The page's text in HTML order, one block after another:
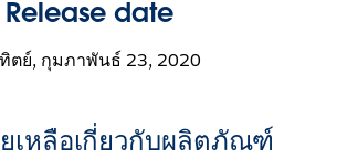
Release date
ตย์, กุมภาพันธ์ 23, 2020
เหลือเกี่ยวกับผลิตภัณฑ์